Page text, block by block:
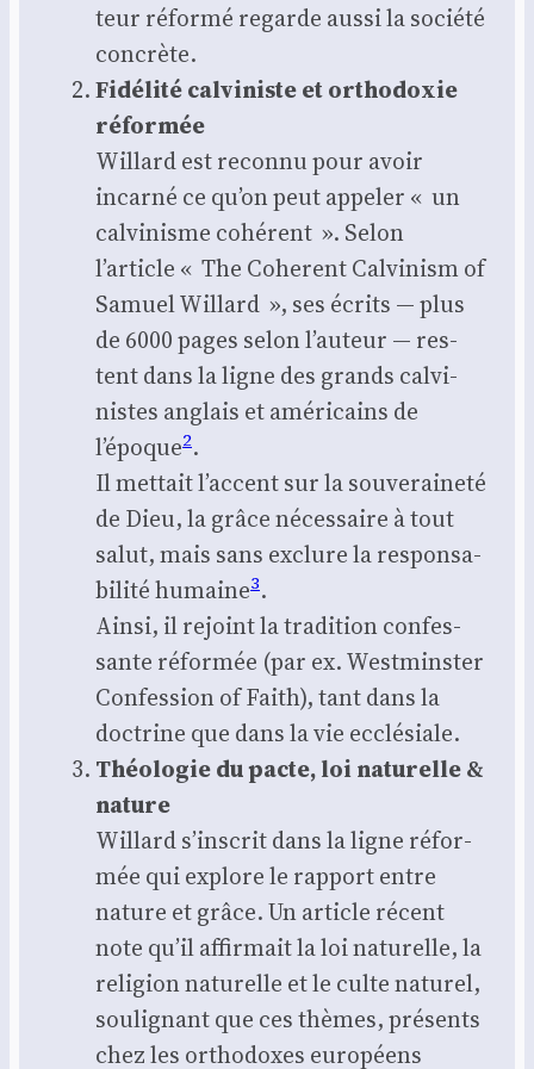
teur réfor­mé regarde aus­si la socié­té
concrète.
Fidé­li­té cal­vi­niste et ortho­doxie
réfor­mée
Willard est recon­nu pour avoir
incar­né ce qu’on peut appe­ler « un
cal­vi­nisme cohé­rent ». Selon
l’article « The Coherent Cal­vi­nism of
Samuel Willard », ses écrits — plus
de 6000 pages selon l’auteur — res­
tent dans la ligne des grands cal­vi­
nistes anglais et amé­ri­cains de
l’époque2.
Il met­tait l’accent sur la sou­ve­rai­ne­té
de Dieu, la grâce néces­saire à tout
salut, mais sans exclure la res­pon­sa­
bi­li­té humaine3.
Ain­si, il rejoint la tra­di­tion confes­
sante réfor­mée (par ex. West­mins­ter
Confes­sion of Faith), tant dans la
doc­trine que dans la vie ecclé­siale.
Théo­lo­gie du pacte, loi natu­relle &
nature
Willard s’inscrit dans la ligne réfor­
mée qui explore le rap­port entre
nature et grâce. Un article récent
note qu’il affir­mait la loi natu­relle, la
reli­gion natu­relle et le culte natu­rel,
sou­li­gnant que ces thèmes, pré­sents
chez les ortho­doxes euro­péens